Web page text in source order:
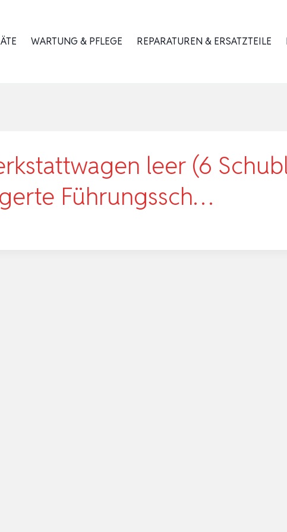
WARTUNG & PFLEGE REPARATUREN & ERSATZTEILE
leer (6
Führungssch…